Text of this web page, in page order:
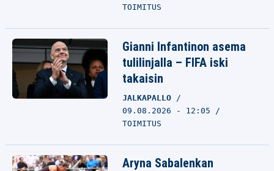
TOIMITUS
Gianni Infantinon asema
tulilinjalla – FIFA iski
takaisin
JALKAPALLO
09.08.2026 - 12:05
TOIMITUS
Aryna Sabalenkan